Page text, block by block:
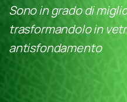
Sono in grado di
trasformandolo in
antisfondamento